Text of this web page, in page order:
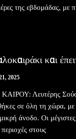
της εβδομάδας, με
και
2025
Λευτέρης
σε όλη τη χώρα,
άνοδο. Οι
στους